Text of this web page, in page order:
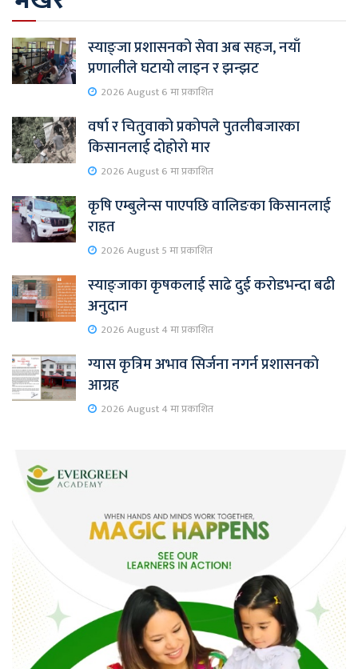
स्याङ्जा प्रशासनको सेवा अब सहज, नयाँ
प्रणालीले घटायो लाइन र झन्झट
2026 August 6 मा प्रकाशित
वर्षा र चितुवाको प्रकोपले पुतलीबजारका
किसानलाई दोहोरो मार
2026 August 6 मा प्रकाशित
कृषि एम्बुलेन्स पाएपछि वालिङका किसानलाई
राहत
2026 August 5 मा प्रकाशित
स्याङ्जाका कृषकलाई साढे दुई करोडभन्दा बढी
अनुदान
2026 August 4 मा प्रकाशित
ग्यास कृत्रिम अभाव सिर्जना नगर्न प्रशासनको
आग्रह
2026 August 4 मा प्रकाशित